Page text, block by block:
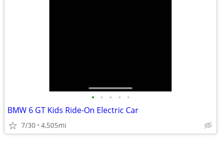
• • • • •
BMW 6 GT Kids Ride-On Electric Car
7/30 4,505mi